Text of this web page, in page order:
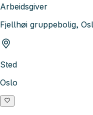
Arbeidsgiver
Fjellhøi gruppebolig,
Sted
Oslo